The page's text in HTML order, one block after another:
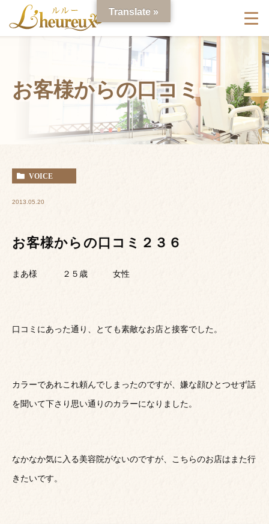
お客様からの口コミ
VOICE
2013.05.20
お客様からの口コミ２３６
まあ様 ２５歳 女性
口コミにあった通り、とても素敵なお店と接客でした。
カラーであれこれ頼んでしまったのですが、嫌な顔ひとつせず話
を聞いて下さり思い通りのカラーになりました。
なかなか気に入る美容院がないのですが、こちらのお店はまた行
きたいです。
Translate »